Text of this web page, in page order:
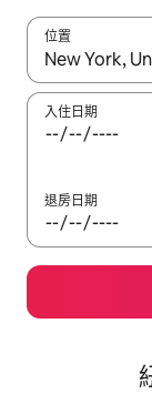
位置
如有搜尋結果
入住日期
退房日期